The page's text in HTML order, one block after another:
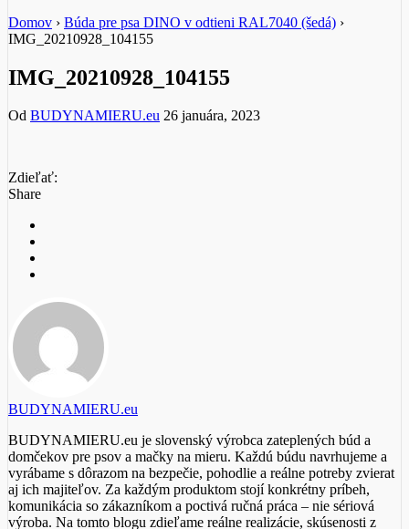
Domov › Búda pre psa DINO v odtieni RAL7040 (šedá) ›
IMG_20210928_104155
IMG_20210928_104155
Od BUDYNAMIERU.eu 26 januára, 2023
Zdieľať:
Share
BUDYNAMIERU.eu
BUDYNAMIERU.eu je slovenský výrobca zateplených búd a
domčekov pre psov a mačky na mieru. Každú búdu navrhujeme a
vyrábame s dôrazom na bezpečie, pohodlie a reálne potreby zvierat
aj ich majiteľov. Za každým produktom stojí konkrétny príbeh,
komunikácia so zákazníkom a poctivá ručná práca – nie sériová
výroba. Na tomto blogu zdieľame reálne realizácie, skúsenosti z